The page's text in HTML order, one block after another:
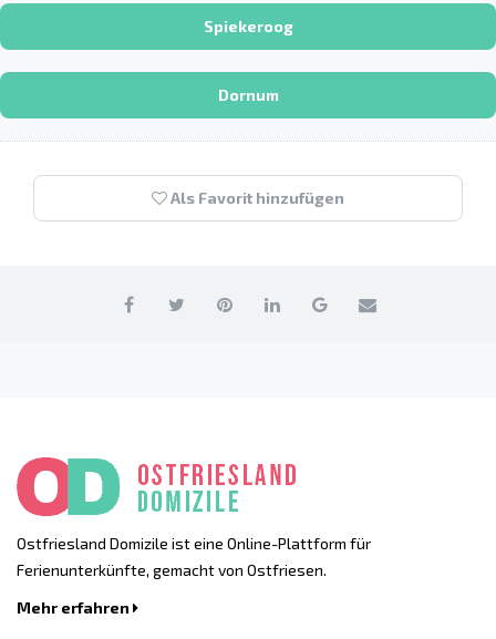
Spiekeroog
Dornum
Als Favorit hinzufügen
Ostfriesland Domizile ist eine Online-Plattform für
Ferienunterkünfte, gemacht von Ostfriesen.
Mehr erfahren